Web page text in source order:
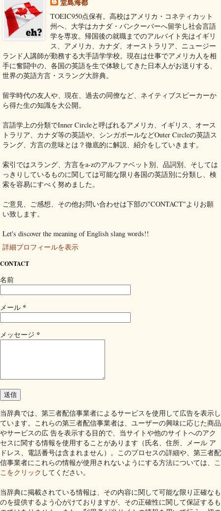
堂島海都
TOEIC950点保有。高校はアメリカ・コネティカット
州へ、大学はカナダ・バンクーバーへ留学し社会言語
学を専攻。帰国後の就職までのアルバイト先はイギリ
ス、アメリカ、カナダ、オーストラリア、ニュージー
ランド人講師が勤務する大手語学学校。現在は仕事でアメリカ人を相
手に奮闘中の、各国の英語を生で体験してきた日本人がお送りする、
世界の英語方言・スラング大辞典。
留学時代の友人や、現在、過去の同僚など、ネイティブスピーカーか
ら得た生の知識を大公開。
言語学上の分類でInner Circleと呼ばれるアメリカ、イギリス、オース
トラリア、カナダ等の英語や、シンガポールなどOuter Circleの英語ス
ラング、方言の意味とは？徹底的に解説、紹介をしていきます。
索引ではスラング、方言をa-zのアルファベット別、品詞別、そしては
っきりしているものに関しては可能な限り各国の英語別に分類し、検
索を容易にすべく努めました。
ご意見、ご感想、その他お問い合わせは下部の"CONTACT"よりお願
い致します。
Let's discover the meaning of English slang words!!
詳細プロフィールを表示
CONTACT
名前
メール *
メッセージ *
当辞典では、第三者配信事業者によるサービスを使用して広告を表示し
ています。これらの第三者配信事業者は、ユーザーの興味に応じた商品
やサービスの広 告を表示する目的で、当サイトや他のサイトへのアク
セスに関する情報を使用することがあります（氏名、住所、メール ア
ドレス、電話番号は含まれません）。このプロセスの詳細や、第三者配
信事業者にこれらの情報が使用されないようにする方法については、
こ
こをクリック してください。
当辞典に掲載されている情報は、その内容に関して可能な限り正確なも
のを提供するよう心がけておりますが、その正確性に関して保証するも